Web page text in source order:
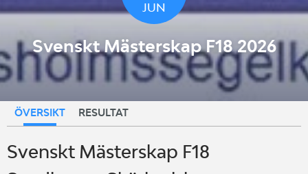
JUN
Svenskt Mästerskap F18 2026
ÖVERSIKT RESULTAT
Svenskt Mästerskap F18